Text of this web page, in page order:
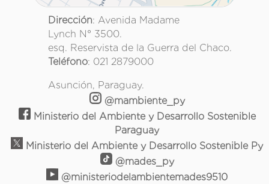
Dirección: Avenida Madame
Lynch N° 3500.
esq. Reservista de la Guerra del Chaco.
Teléfono: 021 2879000
Asunción, Paraguay.
@mambiente_py
Ministerio del Ambiente y Desarrollo Sostenible
Paraguay
Ministerio del Ambiente y Desarrollo Sostenible Py
@mades_py
@ministeriodelambientemades9510